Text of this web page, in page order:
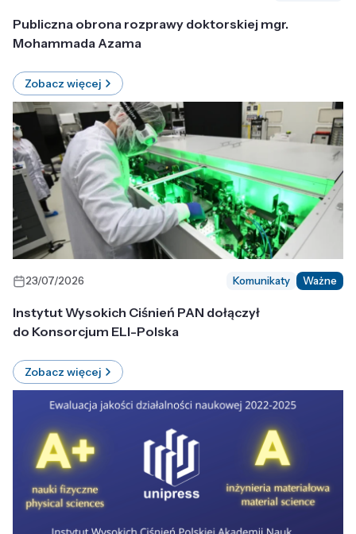
Publiczna obrona rozprawy doktorskiej mgr.
Mohammada Azama
Zobacz więcej
23/07/2026 Komunikaty Ważne
Instytut Wysokich Ciśnień PAN dołączył
do Konsorcjum ELI-Polska
Zobacz więcej